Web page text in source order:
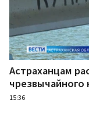
Астраханцам
чрезвычайного
15:36